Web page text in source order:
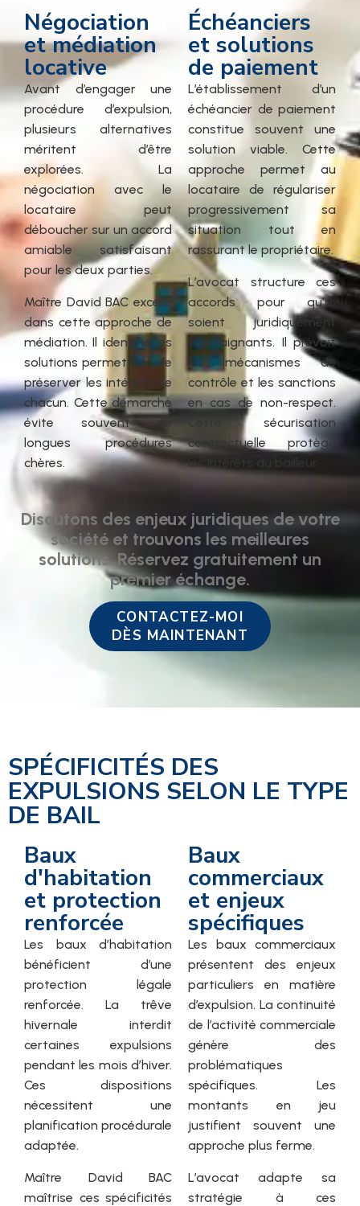
Négociation
et médiation
locative
Avant d’engager une
procédure d’expulsion,
plusieurs alternatives
méritent d’être
explorées. La
négociation avec le
locataire peut
déboucher sur un accord
amiable satisfaisant
pour les deux parties.
Maître David BAC excelle
dans cette approche de
médiation. Il identifie les
solutions permettant de
préserver les intérêts de
chacun. Cette démarche
évite souvent de
longues procédures
chères.
Échéanciers
et solutions
de paiement
L’établissement d’un
échéancier de paiement
constitue souvent une
solution viable. Cette
approche permet au
locataire de régulariser
progressivement sa
situation tout en
rassurant le propriétaire.
L’avocat structure ces
accords pour qu’ils
soient juridiquement
contraignants. Il prévoit
les mécanismes de
contrôle et les sanctions
en cas de non-respect.
Cette sécurisation
contractuelle protège
les intérêts du bailleur.
Discutons des enjeux juridiques de votre
société et trouvons les meilleures
solutions. Réservez gratuitement un
premier échange.
CONTACTEZ-MOI
DÈS MAINTENANT
SPÉCIFICITÉS DES
EXPULSIONS SELON LE TYPE
DE BAIL
Baux
d'habitation
et protection
renforcée
Les baux d’habitation
bénéficient d’une
protection légale
renforcée. La trêve
hivernale interdit
certaines expulsions
pendant les mois d’hiver.
Ces dispositions
nécessitent une
planification procédurale
adaptée.
Maître David BAC
maîtrise ces spécificités
Baux
commerciaux
et enjeux
spécifiques
Les baux commerciaux
présentent des enjeux
particuliers en matière
d’expulsion. La continuité
de l’activité commerciale
génère des
problématiques
spécifiques. Les
montants en jeu
justifient souvent une
approche plus ferme.
L’avocat adapte sa
stratégie à ces